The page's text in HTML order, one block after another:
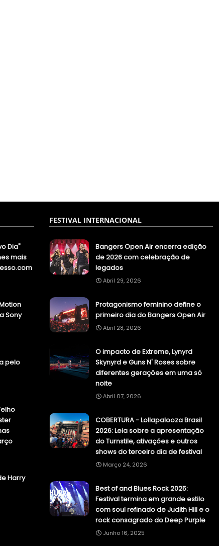
Dia"
mais
Sony
pelo
Harry
FESTIVAL INTERNACIONAL
Bangers Open Air encerra edição
de 2026 com celebração de
legados
Abril 29, 2026
Protagonismo feminino define o
primeiro dia do Bangers Open Air
Abril 28, 2026
O impacto de Extreme, Lynyrd
Skynyrd e Guns N' Roses sobre
diferentes gerações em uma só
noite
Abril 07, 2026
COBERTURA - Lollapalooza Brasil
2026: Leia sobre a apresentação
do Turnstile, ativações e outros
shows do terceiro dia de festival
Março 24, 2026
Best of and Blues Rock 2025:
Festival termina em grande estilo
com soul refinado de Judith Hill e o
rock consagrado do Deep Purple
Junho 16, 2025